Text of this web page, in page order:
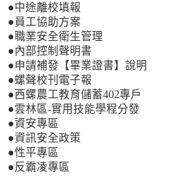
●中途離校填報
●員工協助方案
●職業安全衛生管理
●內部控制聲明書
●申請補發【畢業證書】說明
●螺聲校刊電子報
●西螺農工教育儲蓄402專戶
●雲林區-實用技能學程分發
●資安專區
●資訊安全政策
●性平專區
●反霸凌專區